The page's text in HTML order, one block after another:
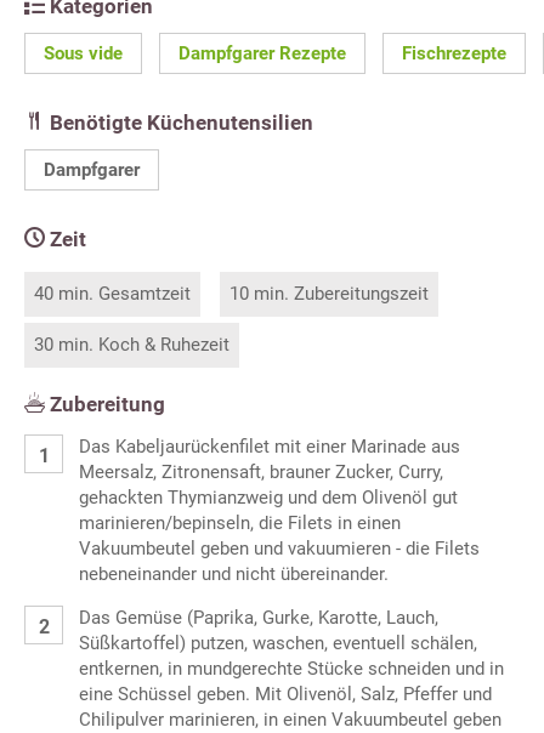
Kategorien
Sous vide Dampfgarer Rezepte Fischrezepte
Benötigte Küchenutensilien
Dampfgarer
Zeit
40 min. Gesamtzeit 10 min. Zubereitungszeit
30 min. Koch & Ruhezeit
Zubereitung
Das Kabeljaurückenfilet mit einer Marinade aus
Meersalz, Zitronensaft, brauner Zucker, Curry,
gehackten Thymianzweig und dem Olivenöl gut
marinieren/bepinseln, die Filets in einen
Vakuumbeutel geben und vakuumieren - die Filets
nebeneinander und nicht übereinander.
Das Gemüse (Paprika, Gurke, Karotte, Lauch,
Süßkartoffel) putzen, waschen, eventuell schälen,
entkernen, in mundgerechte Stücke schneiden und in
eine Schüssel geben. Mit Olivenöl, Salz, Pfeffer und
Chilipulver marinieren, in einen Vakuumbeutel geben